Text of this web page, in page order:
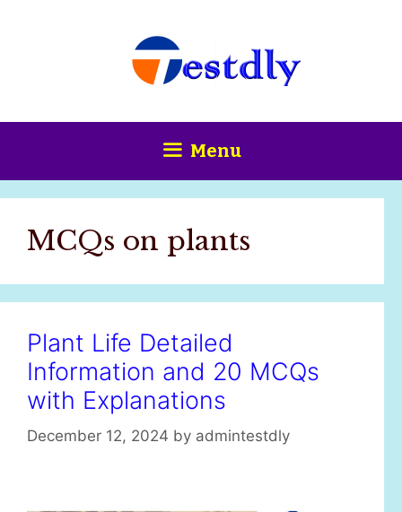
Menu
MCQs on plants
Plant Life Detailed
Information and 20 MCQs
with Explanations
December 12, 2024 by admintestdly